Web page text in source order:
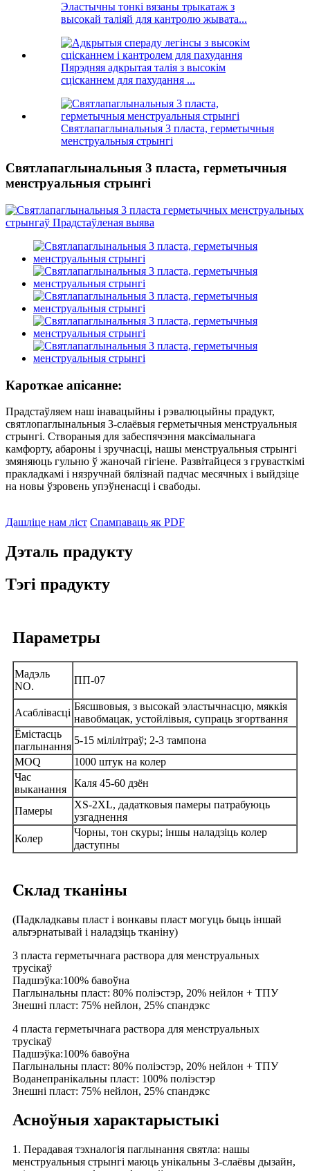
Эластычны тонкі вязаны трыкатаж з
высокай таліяй для кантролю жывата...
Пярэдняя адкрытая талія з высокім
сцісканнем для пахудання ...
Святлапаглынальныя 3 пласта, герметычныя
менструальныя стрынгі
Святлапаглынальныя 3 пласта, герметычныя
менструальныя стрынгі
Кароткае апісанне:
Прадстаўляем наш інавацыйны і рэвалюцыйны прадукт,
святлопаглынальныя 3-слаёвыя герметычныя менструальныя
стрынгі. Створаныя для забеспячэння максімальнага
камфорту, абароны і зручнасці, нашы менструальныя стрынгі
змяняюць гульню ў жаночай гігіене. Развітайцеся з грувасткімі
пракладкамі і нязручнай бялізнай падчас месячных і выйдзіце
на новы ўзровень упэўненасці і свабоды.
Дашліце нам ліст Спампаваць як PDF
Дэталь прадукту
Тэгі прадукту
Параметры
Мадэль
NO.
ПП-07
Асаблівасці
Бясшвовыя, з высокай эластычнасцю, мяккія
навобмацак, устойлівыя, супраць згортвання
Ёмістасць
паглынання
5-15 мілілітраў; 2-3 тампона
MOQ
1000 штук на колер
Час
выканання
Каля 45-60 дзён
Памеры
XS-2XL, дадатковыя памеры патрабуюць
узгаднення
Колер
Чорны, тон скуры; іншы наладзіць колер
даступны
Склад тканіны
(Падкладкавы пласт і вонкавы пласт могуць быць іншай
альтэрнатывай і наладзіць тканіну)
3 пласта герметычнага раствора для менструальных
трусікаў
Падшэўка:100% бавоўна
Паглынальны пласт: 80% поліэстэр, 20% нейлон + ТПУ
Знешні пласт: 75% нейлон, 25% спандэкс
4 пласта герметычнага раствора для менструальных
трусікаў
Падшэўка:100% бавоўна
Паглынальны пласт: 80% поліэстэр, 20% нейлон + ТПУ
Воданепранікальны пласт: 100% поліэстэр
Знешні пласт: 75% нейлон, 25% спандэкс
Асноўныя характарыстыкі
1. Перадавая тэхналогія паглынання святла: нашы
менструальныя стрынгі маюць унікальны 3-слаёвы дызайн,